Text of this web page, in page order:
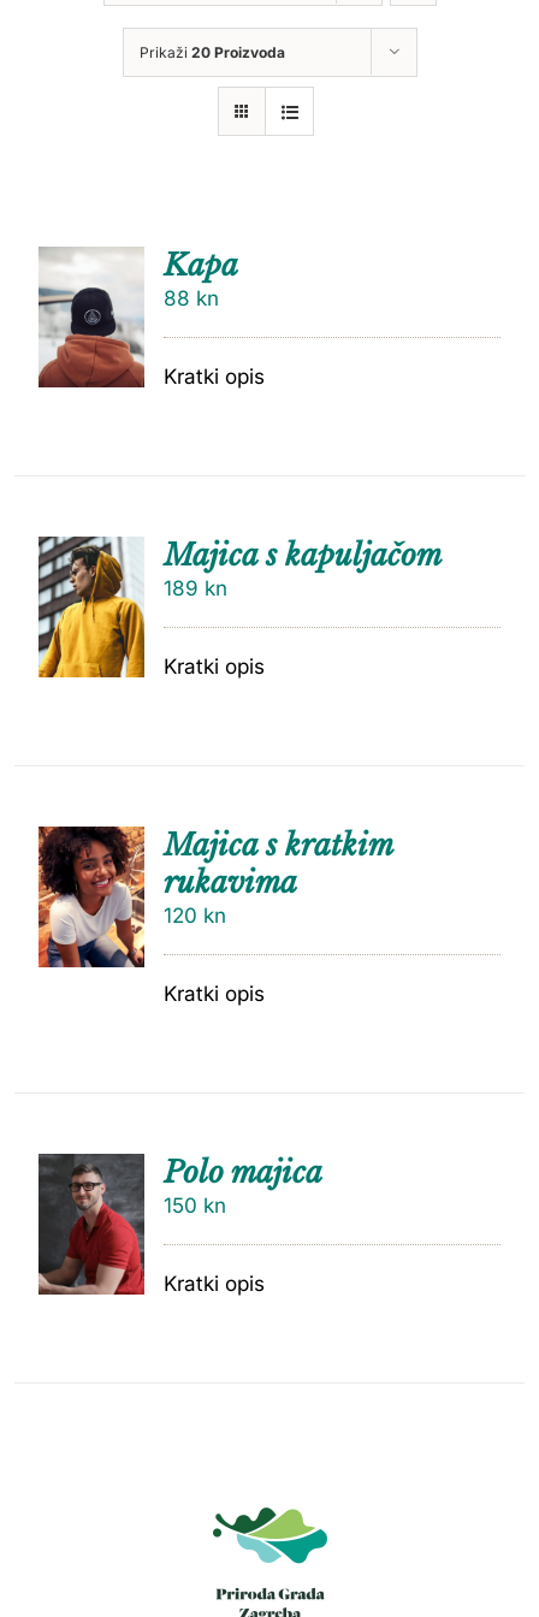
Prikaži 20 Proizvoda
KOŠARI
CU
Kapa
88 kn
Kratki opis
U
KOŠARI
Majica s kapuljačom
189 kn
Kratki opis
DODAJ
U
CU
Majica s kratkim
rukavima
120 kn
Kratki opis
DODAJ
U
KOŠARI
Polo majica
150 kn
Kratki opis